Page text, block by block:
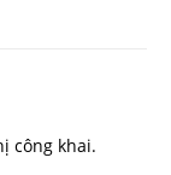
công khai.